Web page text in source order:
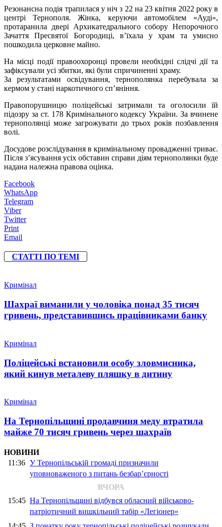
Резонансна подія трапилася у ніч з 22 на 23 квітня 2022 року в
центрі Тернополя. Жінка, керуючи автомобілем «Ауді»,
протаранила двері Архикатедрального собору Непорочного
Зачаття Пресвятої Богородиці, в’їхала у храм та умисно
пошкодила церковне майно.
На місці події правоохоронці провели необхідні слідчі дії та
зафіксували усі збитки, які були спричиненні храму.
За результатами освідування, тернополянка перебувала за
кермом у стані наркотичного сп’яніння.
Правопорушницю поліцейські затримали та оголосили їй
підозру за ст. 178 Кримінального кодексу України. За вчинене
тернополянці може загрожувати до трьох років позбавлення
волі.
Досудове розслідування в кримінальному провадженні триває.
Після з’ясування усіх обставин справи діям тернополянки буде
надана належна правова оцінка.
Facebook
WhatsApp
Telegram
Viber
Twitter
Print
Email
СТАТТІ ПО ТЕМІ
Кримінал
Шахраї виманили у чоловіка понад 35 тисяч
гривень, представившись працівниками банку
Кримінал
Поліцейські встановили особу зловмисника,
який кинув металеву пляшку в дитину
Кримінал
На Тернопільщині продавчиня меду втратила
майже 70 тисяч гривень через шахраїв
НОВИНИ
11:36 У Тернопільській громаді призначили
уповноваженого з питань безбар’єрності
ВЧОРА
15:45 На Тернопільщині відбувся обласний військово-
патріотичний вишкільний табір «Легіонер»